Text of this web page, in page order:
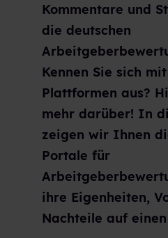
Kommentare und
die deutschen
Kennen Sie sich
Plattformen aus?
mehr darüber! In
zeigen wir Ihnen
Portale für
ihre Eigenheiten,
Nachteile auf